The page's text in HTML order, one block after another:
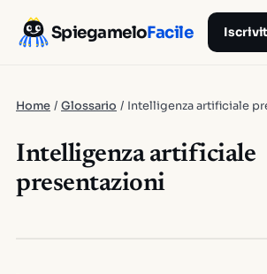
SpiegameloFacile
Home / Glossario / Intelligenza artificiale
Intelligenza artificiale
presentazioni